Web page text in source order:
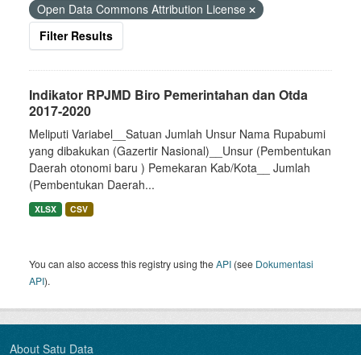
Open Data Commons Attribution License
Filter Results
Indikator RPJMD Biro Pemerintahan dan Otda
2017-2020
Meliputi Variabel__Satuan Jumlah Unsur Nama Rupabumi
yang dibakukan (Gazertir Nasional)__Unsur (Pembentukan
Daerah otonomi baru ) Pemekaran Kab/Kota__ Jumlah
(Pembentukan Daerah...
XLSX CSV
You can also access this registry using theAPI (see Dokumentasi
API).
About Satu Data